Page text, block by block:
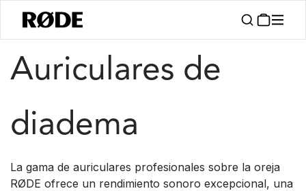
Productos / Auriculares
Auriculares de
diadema
La gama de auriculares profesionales sobre la oreja
RØDE ofrece un rendimiento sonoro excepcional, una